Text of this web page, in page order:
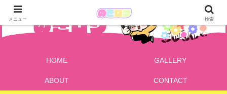
HOME GALLERY
ABOUT CONTACT
メニュー 検索